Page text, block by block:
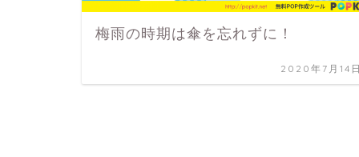
梅雨の時期は傘を忘れずに！
2020年7月14